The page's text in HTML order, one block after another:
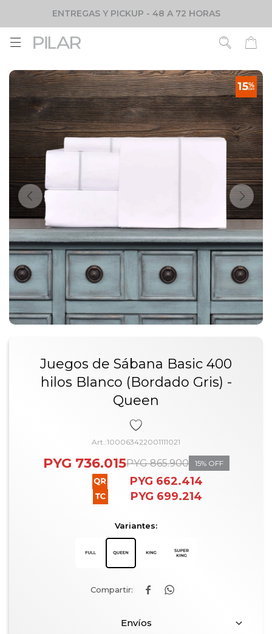
ENTREGAS Y PICKUP - 48 A 72 HORAS

Juegos de Sábana Basic 400
hilos Blanco (Bordado Gris) -
Queen
100063422001111021
PYG 736.015PYG 865.900 15
PYG 662.414
PYG 699.214
Variantes:
 
Envíos